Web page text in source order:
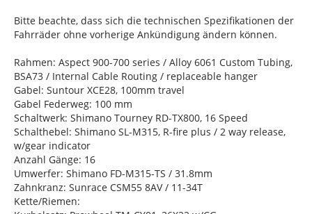
Bitte beachte, dass sich die technischen Spezifikationen der
Fahrräder ohne vorherige Ankündigung ändern können.
Rahmen: Aspect 900-700 series / Alloy 6061 Custom Tubing,
BSA73 / Internal Cable Routing / replaceable hanger
Gabel: Suntour XCE28, 100mm travel
Gabel Federweg: 100 mm
Schaltwerk: Shimano Tourney RD-TX800, 16 Speed
Schalthebel: Shimano SL-M315, R-fire plus / 2 way release,
w/gear indicator
Anzahl Gänge: 16
Umwerfer: Shimano FD-M315-TS / 31.8mm
Zahnkranz: Sunrace CSM55 8AV / 11-34T
Kette/Riemen: